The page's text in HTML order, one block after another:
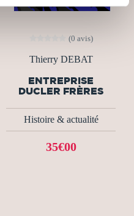
(0 avis)
Thierry DEBAT
ENTREPRISE
DUCLER FRÈRES
Histoire & actualité
35€00